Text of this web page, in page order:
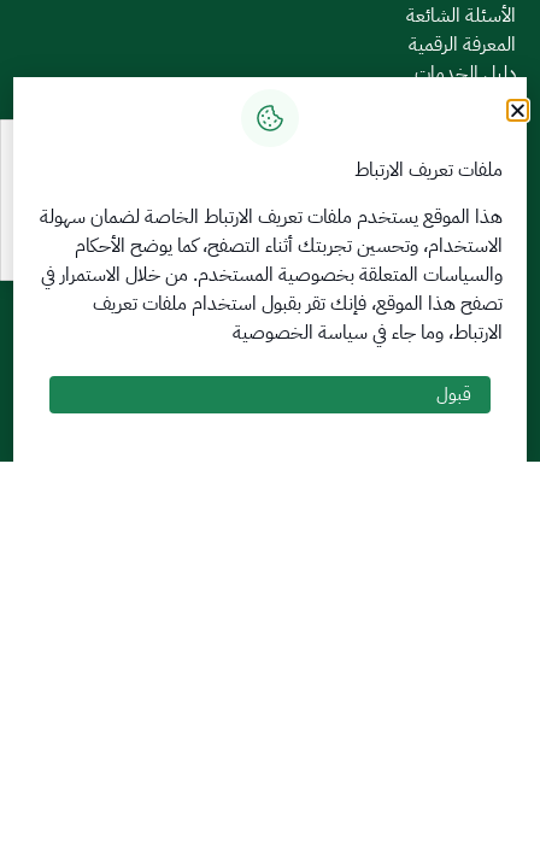
الأسئلة الشائعة
المعرفة الرقمية
دليل الخدمات
المشاركة الإلكترونية
البيانات المفتوحة
السياسات واللوائح
تواصل معنا
الخدمات الإلكترونية
بوابة الدخول الموحد
بوابة الزوار
البريد الإلكتروني
نماء
ملفات تعريف الارتباط
هذا الموقع يستخدم ملفات تعريف الارتباط الخاصة لضمان سهولة
الاستخدام، وتحسين تجربتك أثناء التصفح، كما يوضح الأحكام
والسياسات المتعلقةبخصوصية المستخدم. من خلال الاستمرار في
تصفح هذا الموقع، فإنك تقر بقبول استخدام ملفات تعريف
الارتباط، وما جاء في سياسة الخصوصية
قبول